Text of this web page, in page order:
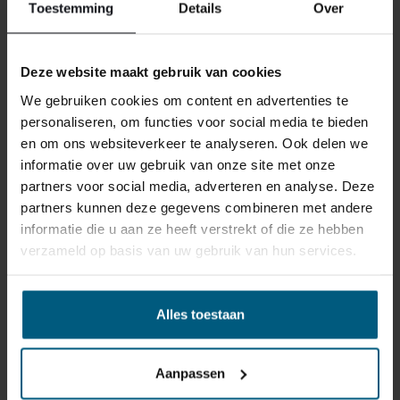
Toestemming Details Over
Deze website maakt gebruik van cookies
We gebruiken cookies om content en advertenties te
personaliseren, om functies voor social media te bieden
en om ons websiteverkeer te analyseren. Ook delen we
informatie over uw gebruik van onze site met onze
partners voor social media, adverteren en analyse. Deze
partners kunnen deze gegevens combineren met andere
informatie die u aan ze heeft verstrekt of die ze hebben
verzameld op basis van uw gebruik van hun services.
Alles toestaan
Aanpassen
ÄHNLICHE PRODUKTE